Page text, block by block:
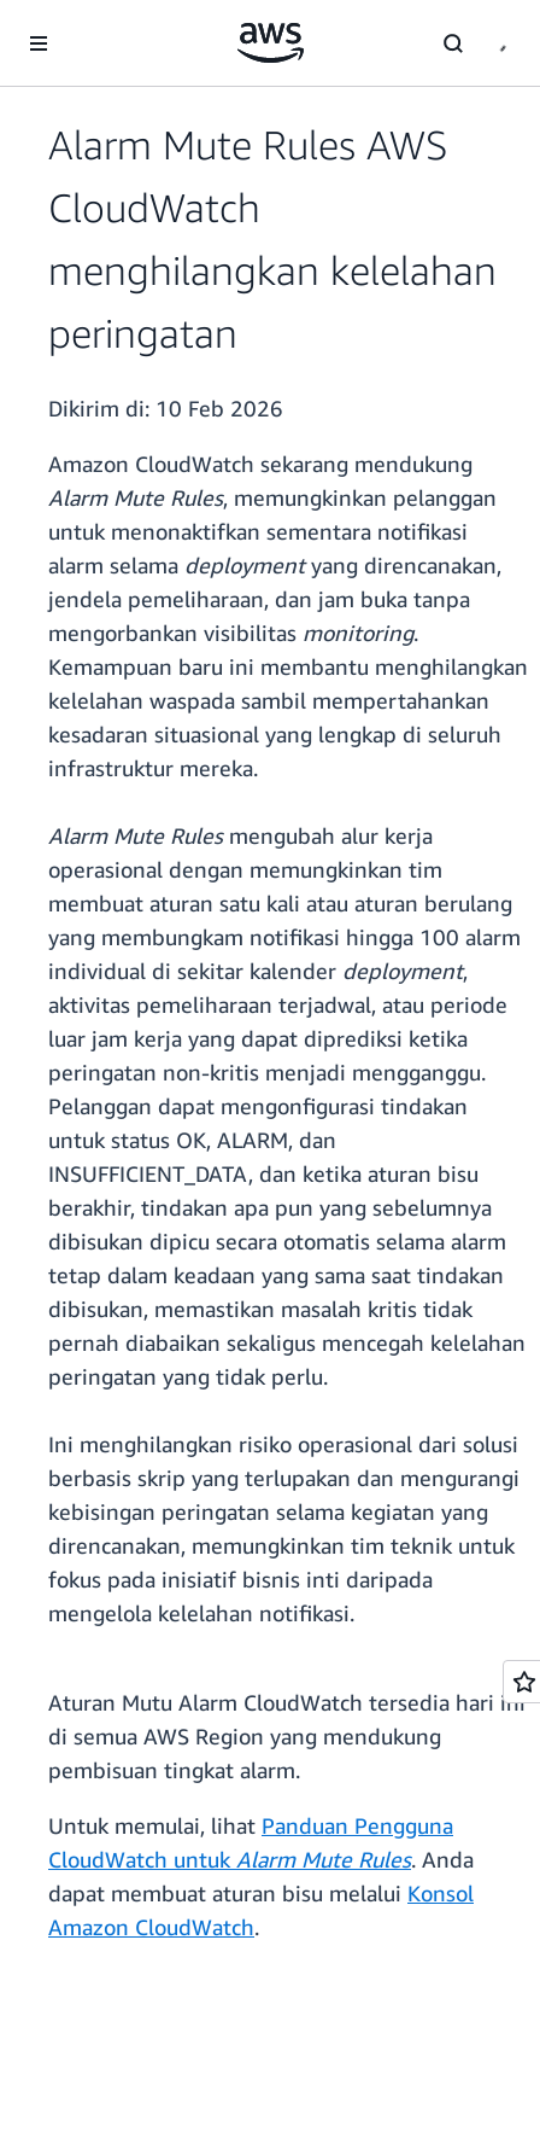
Alarm Mute Rules AWS
CloudWatch
menghilangkan kelelahan
peringatan
Dikirim di: 10 Feb 2026
Amazon CloudWatch sekarang mendukung
Alarm Mute Rules, memungkinkan pelanggan
untuk menonaktifkan sementara notifikasi
alarm selama deploymentyang direncanakan,
jendela pemeliharaan, dan jam buka tanpa
mengorbankan visibilitas monitoring.
Kemampuan baru ini membantu menghilangkan
kelelahan waspada sambil mempertahankan
kesadaran situasional yang lengkap di seluruh
infrastruktur mereka.
Alarm Mute Rulesmengubah alur kerja
operasional dengan memungkinkan tim
membuat aturan satu kali atau aturan berulang
yang membungkam notifikasi hingga 100 alarm
individual di sekitar kalender deployment,
aktivitas pemeliharaan terjadwal, atau periode
luar jam kerja yang dapat diprediksi ketika
peringatan non-kritis menjadi mengganggu.
Pelanggan dapat mengonfigurasi tindakan
untuk status OK, ALARM, dan
INSUFFICIENT_DATA, dan ketika aturan bisu
berakhir, tindakan apa pun yang sebelumnya
dibisukan dipicu secara otomatis selama alarm
tetap dalam keadaan yang sama saat tindakan
dibisukan, memastikan masalah kritis tidak
pernah diabaikan sekaligus mencegah kelelahan
peringatan yang tidak perlu.
Ini menghilangkan risiko operasional dari solusi
berbasis skrip yang terlupakan dan mengurangi
kebisingan peringatan selama kegiatan yang
direncanakan, memungkinkan tim teknik untuk
fokus pada inisiatif bisnis inti daripada
mengelola kelelahan notifikasi.
Aturan Mutu Alarm CloudWatch tersedia hari ini
di semua AWS Region yang mendukung
pembisuan tingkat alarm.
Untuk memulai, lihat Panduan Pengguna
CloudWatch untuk Alarm Mute Rules. Anda
dapat membuat aturan bisu melalui Konsol
Amazon CloudWatch.